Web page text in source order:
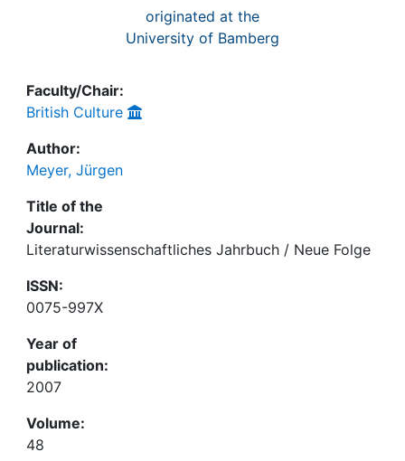
originated at the
University of Bamberg
Faculty/Chair:
British Culture
Author:
Meyer, Jürgen
Title of the
Journal:
Literaturwissenschaftliches Jahrbuch / Neue Folge
ISSN:
0075-997X
Year of
publication:
2007
Volume:
48